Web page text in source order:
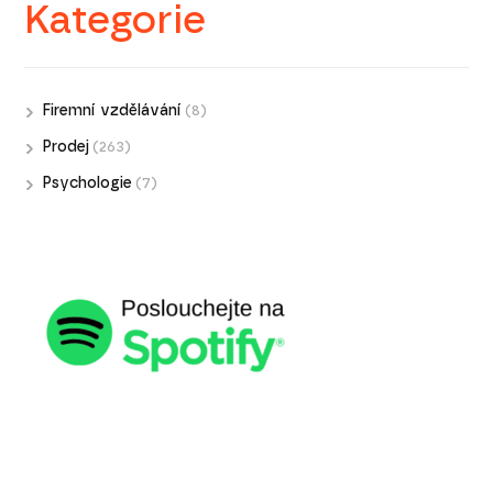
Kategorie
Firemní vzdělávání (8)
Prodej (263)
Psychologie (7)